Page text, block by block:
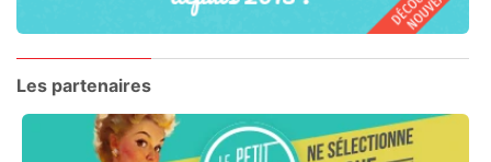
Les partenaires